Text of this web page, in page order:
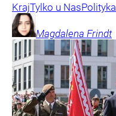
KrajTylko u NasPolityka
Magdalena Frindt